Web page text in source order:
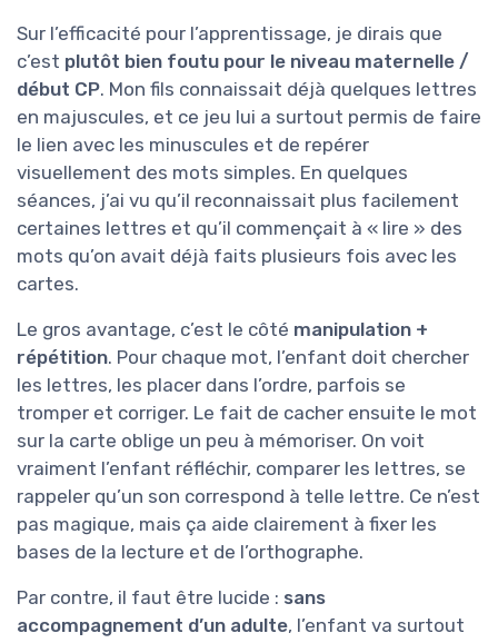
Sur l’efficacité pour l’apprentissage, je dirais que
c’est plutôt bien foutu pour le niveau maternelle /
début CP. Mon fils connaissait déjà quelques lettres
en majuscules, et ce jeu lui a surtout permis de faire
le lien avec les minuscules et de repérer
visuellement des mots simples. En quelques
séances, j’ai vu qu’il reconnaissait plus facilement
certaines lettres et qu’il commençait à « lire » des
mots qu’on avait déjà faits plusieurs fois avec les
cartes.
Le gros avantage, c’est le côté manipulation +
répétition. Pour chaque mot, l’enfant doit chercher
les lettres, les placer dans l’ordre, parfois se
tromper et corriger. Le fait de cacher ensuite le mot
sur la carte oblige un peu à mémoriser. On voit
vraiment l’enfant réfléchir, comparer les lettres, se
rappeler qu’un son correspond à telle lettre. Ce n’est
pas magique, mais ça aide clairement à fixer les
bases de la lecture et de l’orthographe.
Par contre, il faut être lucide : sans
accompagnement d’un adulte, l’enfant va surtout